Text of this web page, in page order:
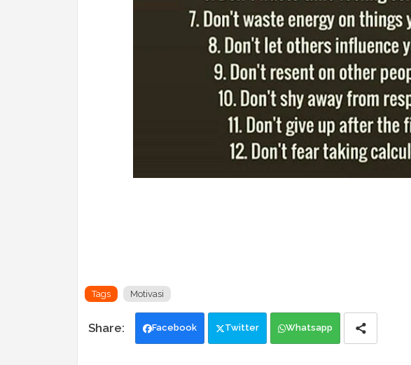
Tags Motivasi
Facebook Twitter Whatsapp